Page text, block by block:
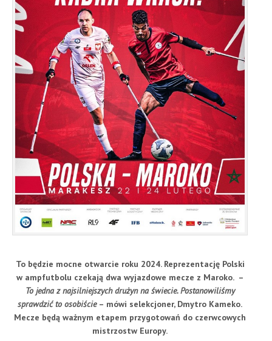
To będzie mocne otwarcie roku 2024. Reprezentację Polski
w ampfutbolu czekają dwa wyjazdowe mecze z Maroko. –
To jedna z najsilniejszych drużyn na świecie. Postanowiliśmy
sprawdzić to osobiście– mówi selekcjoner, Dmytro Kameko.
Mecze będą ważnym etapem przygotowań do czerwcowych
mistrzostw Europy.